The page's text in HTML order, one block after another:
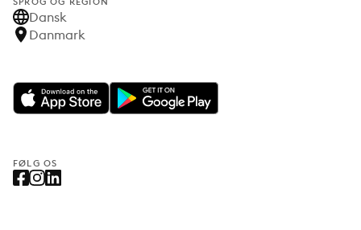
Dansk
Danmark
FØLG OS